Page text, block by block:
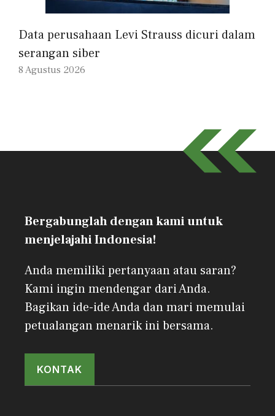
Data perusahaan Levi Strauss dicuri dalam
serangan siber
8 Agustus 2026
Bergabunglah dengan kami untuk
menjelajahi Indonesia!
Anda memiliki pertanyaan atau saran?
Kami ingin mendengar dari Anda.
Bagikan ide-ide Anda dan mari memulai
petualangan menarik ini bersama.
KONTAK